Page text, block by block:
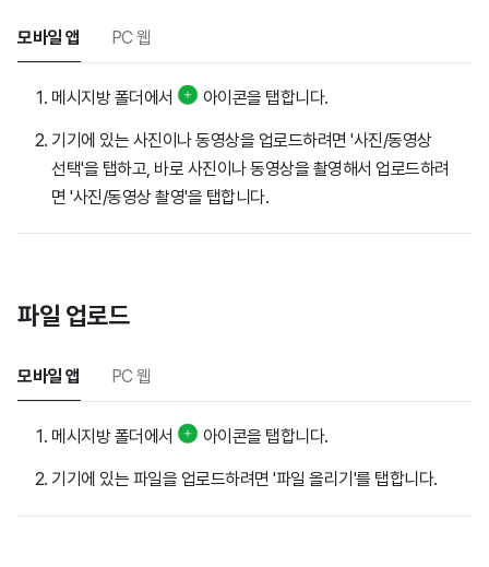
모바일 앱 PC 웹
메시지방 폴더에서 아이콘을 탭합니다.
기기에 있는 사진이나 동영상을 업로드하려면 '사진/동영상
선택'을 탭하고, 바로 사진이나 동영상을 촬영해서 업로드하려
면 '사진/동영상 촬영'을 탭합니다.
파일 업로드
모바일 앱 PC 웹
메시지방 폴더에서 아이콘을 탭합니다.
기기에 있는 파일을 업로드하려면 '파일 올리기'를 탭합니다.